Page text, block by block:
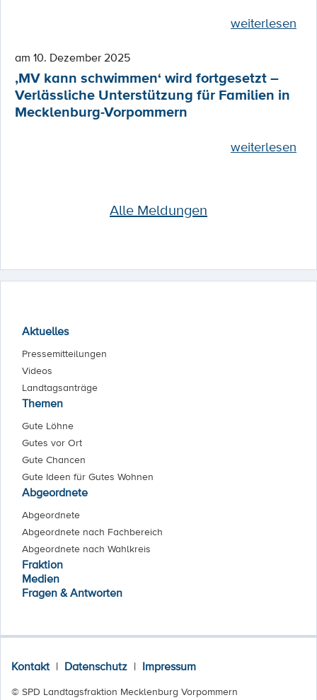
weiterlesen
am 10. Dezember 2025
‚MV kann schwimmen‘ wird fortgesetzt –
Verlässliche Unterstützung für Familien in
Mecklenburg-Vorpommern
weiterlesen
Alle Meldungen
Aktuelles
Pressemitteilungen
Videos
Landtagsanträge
Themen
Gute Löhne
Gutes vor Ort
Gute Chancen
Gute Ideen für Gutes Wohnen
Abgeordnete
Abgeordnete
Abgeordnete nach Fachbereich
Abgeordnete nach Wahlkreis
Fraktion
Medien
Fragen & Antworten
Kontakt | Datenschutz | Impressum
© SPD Landtagsfraktion Mecklenburg Vorpommern